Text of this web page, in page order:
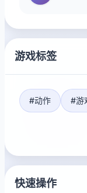
游戏标签
#动作 #游
快速操作